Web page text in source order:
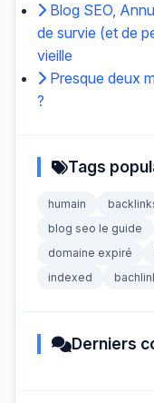
Blog SEO,
de survie (et de
vieille
Presque deux
?
Tags
humain
blog seo le guide
domaine expiré
indexed
Derniers